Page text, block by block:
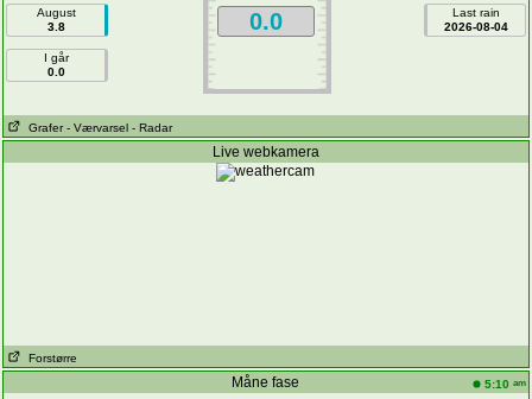
August
3.8
I går
0.0
0.0
Last rain
2026-08-04
Grafer - Værvarsel - Radar
Live webkamera
Forstørre
Måne fase 5:10 am